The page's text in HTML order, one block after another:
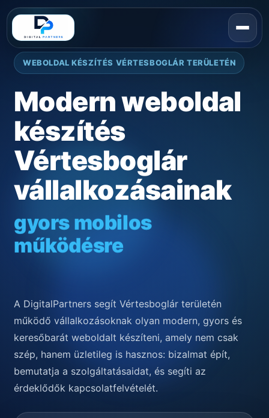
WEBOLDAL KÉSZÍTÉS VÉRTESBOGLÁR TERÜLETÉN
Modern weboldal
készítés
Vértesboglár
vállalkozásainak
gyors mobilos
működésre
A DigitalPartners segít Vértesboglár területén
működő vállalkozásoknak olyan modern, gyors és
keresőbarát weboldalt készíteni, amely nem csak
szép, hanem üzletileg is hasznos: bizalmat épít,
bemutatja a szolgáltatásaidat, és segíti az
érdeklődők kapcsolatfelvételét.